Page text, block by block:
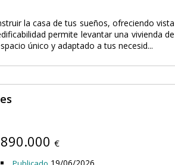
la casa de tus sueños, ofreciendo vista
permite levantar una vivienda de
único y adaptado a tus necesid...
890.000 €